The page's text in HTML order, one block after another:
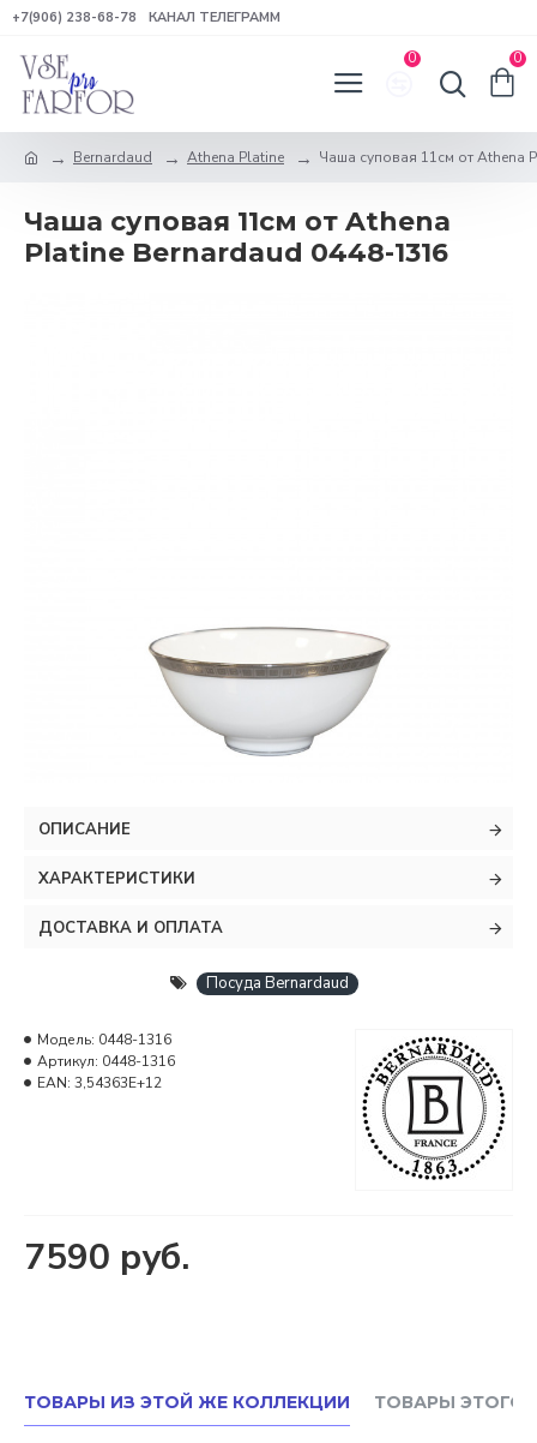
+7(906) 238-68-78 КАНАЛ ТЕЛЕГРАММ
0 0
Bernardaud Athena Platine Чаша суповая 11см от Athena
Чаша суповая 11см от Athena
Platine Bernardaud 0448-1316
ОПИСАНИЕ
ХАРАКТЕРИСТИКИ
ДОСТАВКА И ОПЛАТА
Посуда Bernardaud
7590 руб.
Модель: 0448-1316
Артикул: 0448-1316
EAN: 3,54363E+12
ТОВАРЫ ИЗ ЭТОЙ ЖЕ КОЛЛЕКЦИИ ТОВАРЫ ЭТОГО